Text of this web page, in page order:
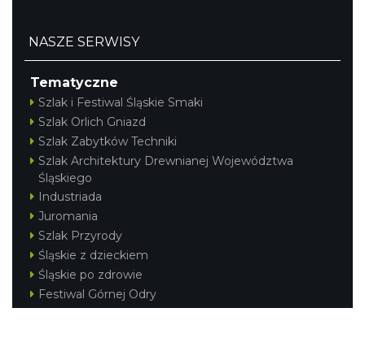
NASZE SERWISY
Tematyczne
Szlak i Festiwal Śląskie Smaki
Szlak Orlich Gniazd
Szlak Zabytków Techniki
Szlak Architektury Drewnianej Województwa
Śląskiego
Industriada
Juromania
Szlak Przyrody
Śląskie z dzieckiem
Śląskie po zdrowie
Festiwal Górnej Odry